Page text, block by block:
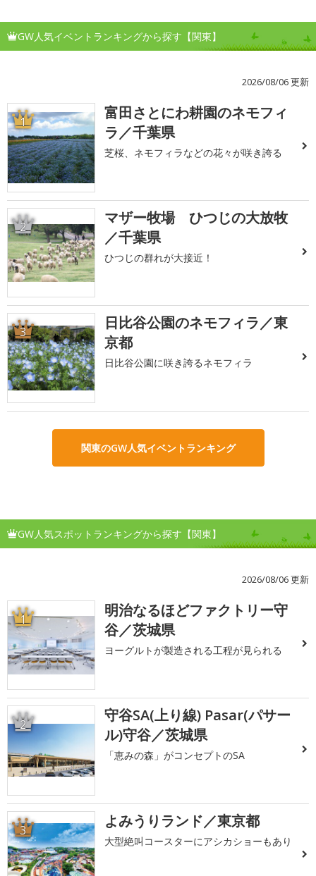
GW人気イベントランキングから探す【関東】
2026/08/06 更新
1
富田さとにわ耕園のネモフィ
ラ／千葉県
芝桜、ネモフィラなどの花々が咲き誇る
2
マザー牧場 ひつじの大放牧
／千葉県
ひつじの群れが大接近！
3
日比谷公園のネモフィラ／東
京都
日比谷公園に咲き誇るネモフィラ
関東のGW人気イベントランキング
GW人気スポットランキングから探す【関東】
2026/08/06 更新
1
明治なるほどファクトリー守
谷／茨城県
ヨーグルトが製造される工程が見られる
2
守谷SA(上り線) Pasar(パサー
ル)守谷／茨城県
「恵みの森」がコンセプトのSA
3 よみうりランド／東京都
大型絶叫コースターにアシカショーもあり